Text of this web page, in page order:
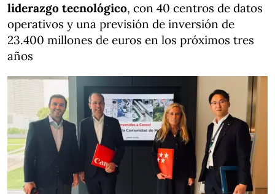
liderazgo tecnológico, con 40 centros de datos
operativos y una previsión de inversión de
23.400 millones de euros en los próximos tres
años